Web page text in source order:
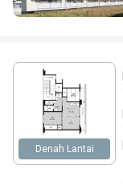
Denah Lantai